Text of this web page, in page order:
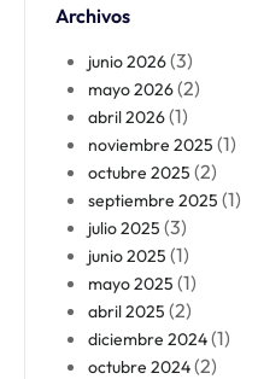
Archivos
junio 2026(3)
mayo 2026(2)
abril 2026(1)
noviembre 2025 (1)
octubre 2025 (2)
septiembre 2025 (1)
julio 2025 (3)
junio 2025 (1)
mayo 2025 (1)
abril 2025 (2)
diciembre 2024(1)
octubre 2024(2)